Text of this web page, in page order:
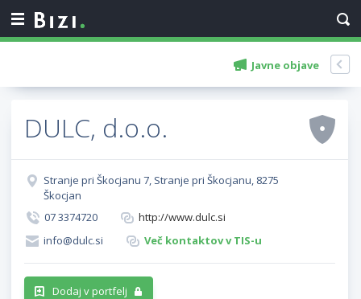
Javne objave
DULC, d.o.o.
Stranje pri Škocjanu 7, Stranje pri Škocjanu, 8275
Škocjan
07 3374720
http://www.dulc.si
info@dulc.si
Več kontaktov v TIS-u
Dodaj v portfelj